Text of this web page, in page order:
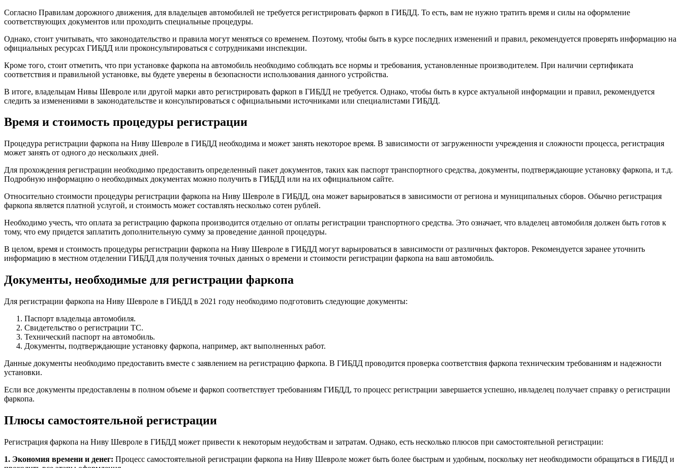
Согласно Правилам дорожного движения, для владельцев автомобилей не требуется регистрировать фаркоп в ГИБДД. То есть, вам не нужно тратить время и силы на оформление
соответствующих документов или проходить специальные процедуры.
Однако, стоит учитывать, что законодательство и правила могут меняться со временем. Поэтому, чтобы быть в курсе последних изменений и правил, рекомендуется проверять информацию на
официальных ресурсах ГИБДД или проконсультироваться с сотрудниками инспекции.
Кроме того, стоит отметить, что при установке фаркопа на автомобиль необходимо соблюдать все нормы и требования, установленные производителем. При наличии сертификата
соответствия и правильной установке, вы будете уверены в безопасности использования данного устройства.
В итоге, владельцам Нивы Шевроле или другой марки авто регистрировать фаркоп в ГИБДД не требуется. Однако, чтобы быть в курсе актуальной информации и правил, рекомендуется
следить за изменениями в законодательстве и консультироваться с официальными источниками или специалистами ГИБДД.
Время и стоимость процедуры регистрации
Процедура регистрации фаркопа на Ниву Шевроле в ГИБДД необходима и может занять некоторое время. В зависимости от загруженности учреждения и сложности процесса, регистрация
может занять от одного до нескольких дней.
Для прохождения регистрации необходимо предоставить определенный пакет документов, таких как паспорт транспортного средства, документы, подтверждающие установку фаркопа, и т.д.
Подробную информацию о необходимых документах можно получить в ГИБДД или на их официальном сайте.
Относительно стоимости процедуры регистрации фаркопа на Ниву Шевроле в ГИБДД, она может варьироваться в зависимости от региона и муниципальных сборов. Обычно регистрация
фаркопа является платной услугой, и стоимость может составлять несколько сотен рублей.
Необходимо учесть, что оплата за регистрацию фаркопа производится отдельно от оплаты регистрации транспортного средства. Это означает, что владелец автомобиля должен быть готов к
тому, что ему придется заплатить дополнительную сумму за проведение данной процедуры.
В целом, время и стоимость процедуры регистрации фаркопа на Ниву Шевроле в ГИБДД могут варьироваться в зависимости от различных факторов. Рекомендуется заранее уточнить
информацию в местном отделении ГИБДД для получения точных данных о времени и стоимости регистрации фаркопа на ваш автомобиль.
Документы, необходимые для регистрации фаркопа
Для регистрации фаркопа на Ниву Шевроле в ГИБДД в 2021 году необходимо подготовить следующие документы:
Паспорт владельца автомобиля.
Свидетельство о регистрации ТС.
Технический паспорт на автомобиль.
Документы, подтверждающие установку фаркопа, например, акт выполненных работ.
Данные документы необходимо предоставить вместе с заявлением на регистрацию фаркопа. В ГИБДД проводится проверка соответствия фаркопа техническим требованиям и надежности
установки.
Если все документы предоставлены в полном объеме и фаркоп соответствует требованиям ГИБДД, то процесс регистрации завершается успешно, ивладелец получает справку о регистрации
фаркопа.
Плюсы самостоятельной регистрации
Регистрация фаркопа на Ниву Шевроле в ГИБДД может привести к некоторым неудобствам и затратам. Однако, есть несколько плюсов при самостоятельной регистрации:
1. Экономия времени и денег: Процесс самостоятельной регистрации фаркопа на Ниву Шевроле может быть более быстрым и удобным, поскольку нет необходимости обращаться в ГИБДД и